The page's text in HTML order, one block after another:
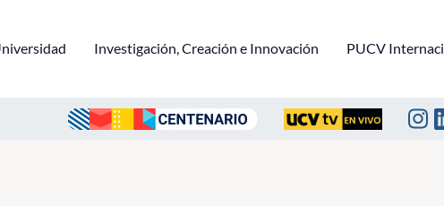
Investigación, Creación e Innovación PUCV